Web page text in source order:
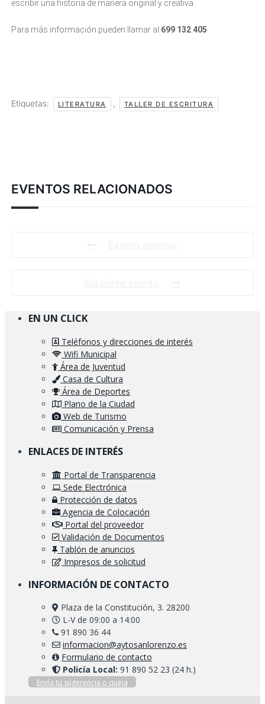
escribir una historia de manera original y creativa.
Para más información pueden llamar al 699 132 405
Etiquetas: LITERATURA , TALLER DE ESCRITURA
EVENTOS RELACIONADOS
EN UN CLICK
Teléfonos y direcciones de interés
Wifi Municipal
Área de Juventud
Casa de Cultura
Área de Deportes
Plano de la Ciudad
Web de Turismo
Comunicación y Prensa
ENLACES DE INTERÉS
Portal de Transparencia
Sede Electrónica
Protección de datos
Agencia de Colocación
Portal del proveedor
Validación de Documentos
Tablón de anuncios
Impresos de solicitud
INFORMACIÓN DE CONTACTO
Plaza de la Constitución, 3. 28200
L-V de 09:00 a 14:00
91 890 36 44
informacion@aytosanlorenzo.es
Formulario de contacto
Policía Local: 91 890 52 23 (24 h.)
Envía tu sugerencia o queja